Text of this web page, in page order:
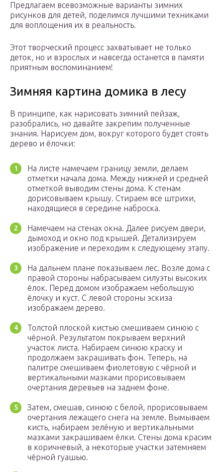
Предлагаем всевозможные варианты зимних
рисунков для детей, поделимся лучшими техниками
для воплощения их в реальность.
Этот творческий процесс захватывает не только
деток, но и взрослых и навсегда останется в памяти
приятным воспоминанием!
Зимняя картина домика в лесу
В принципе, как нарисовать зимний пейзаж,
разобрались, но давайте закрепим полученные
знания. Нарисуем дом, вокруг которого будет стоять
дерево и ёлочки:
На листе намечаем границу земли, делаем
отметки начала дома. Между нижней и средней
отметкой выводим стены дома. К стенам
дорисовываем крышу. Стираем все штрихи,
находящиеся в середине наброска.
Намечаем на стенах окна. Далее рисуем двери,
дымоход и окно под крышей. Детализируем
изображение и переходим к следующему этапу.
На дальнем плане показываем лес. Возле дома с
правой стороны набрасываем силуэты высоких
ёлок. Перед домом изображаем небольшую
ёлочку и куст. С левой стороны эскиза
изображаем дерево.
Толстой плоской кистью смешиваем синюю с
чёрной. Результатом покрываем верхний
участок листа. Набираем синюю краску и
продолжаем закрашивать фон. Теперь, на
палитре смешиваем фиолетовую с чёрной и
вертикальными мазками прорисовываем
очертания деревьев на заднем фоне.
Затем, смешав, синюю с белой, прорисовываем
очертания лежащего снега на земле. Вымываем
кисть, набираем зелёную и вертикальными
мазками закрашиваем ёлки. Стены дома красим
в коричневый, а некоторые участки затемняем
чёрной гуашью.